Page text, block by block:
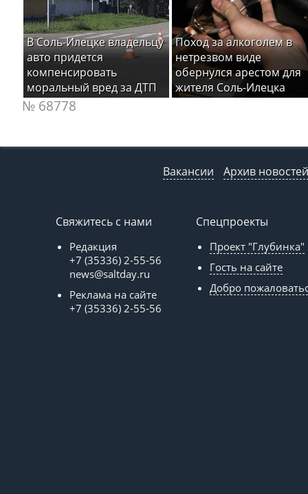
В Соль-Илецке владельцу
авто придется
компенсировать
моральный вред за ДТП
Поход за алкоголем в
нетрезвом виде
обернулся арестом для
жителя Соль-Илецка
№ 68778
Вакансии Архив новостей
Свяжитесь с нами
Редакция
+7 (35336) 2-55-56
news@saltday.ru
Реклама на сайте
+7 (35336) 2-55-56
Спецпроекты
Проект "Глубинка"
Гость на сайте
Добро